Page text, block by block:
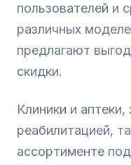
пользователей и
различных
предлагают
скидки.
Клиники и
реабилитацией,
ассортименте